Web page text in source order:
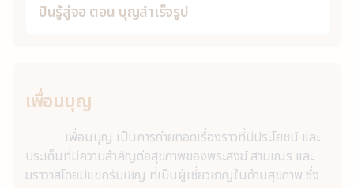
ปันรู้สู่จอ ตอน บุญสำเร็จรูป
เพื่อนบุญ
เพื่อนบุญ เป็นการถ่ายทอดเรื่องราวที่มีประโยชน์ และ
ประเด็นที่มีความสำคัญต่อสุขภาพของพระสงฆ์ สามเณร และ
ฆราวาสโดยมีแขกรับเชิญ ที่เป็นผู้เชี่ยวชาญในด้านสุขภาพ ซึ่ง